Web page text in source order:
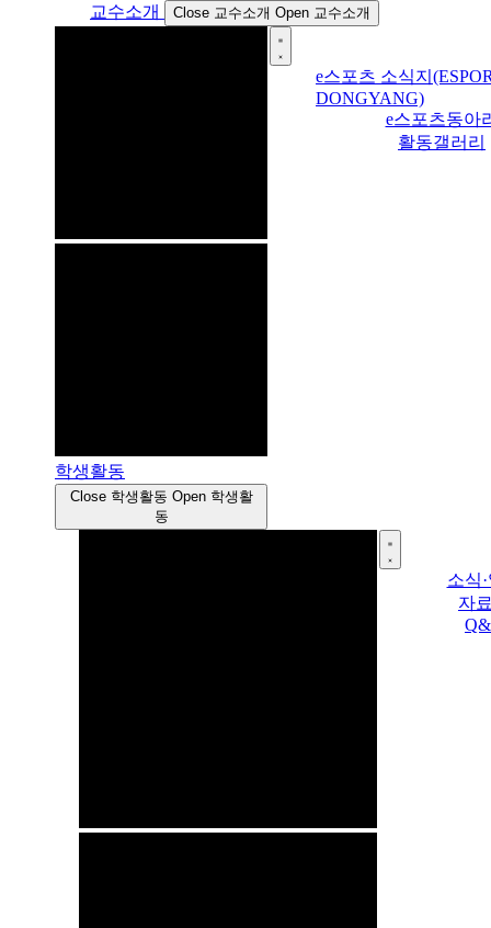
교수소개 Close 교수소개 Open 교수소개
학생활동
Close 학생활동 Open 학생활
동
e스포츠 소식지
DONGYANG)
e스포츠동아
활동갤러리
소식
자